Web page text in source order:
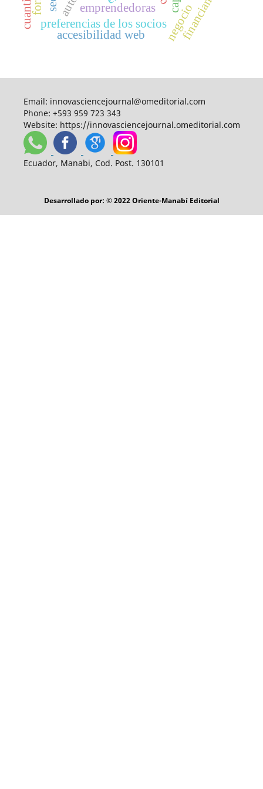
preferencias de los socios
accesibilidad web
emprendedoras negocio
Email: innovasciencejournal@omeditorial.com
Phone: +593 959 723 343
Website: https://innovasciencejournal.omeditorial.com
Ecuador, Manabi, Cod. Post. 130101
Desarrollado por: © 2022 Oriente-Manabí Editorial